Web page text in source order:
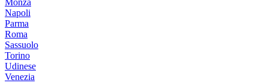
Monza
Napoli
Parma
Roma
Sassuolo
Torino
Udinese
Venezia